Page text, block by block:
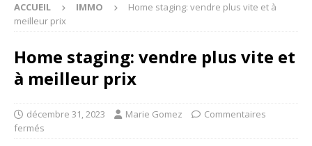
ACCUEIL IMMO
Home staging: vendre plus vite et à
meilleur prix
Home staging: vendre plus vite et
à meilleur prix
décembre 31, 2023 Marie Gomez
Commentaires
fermés